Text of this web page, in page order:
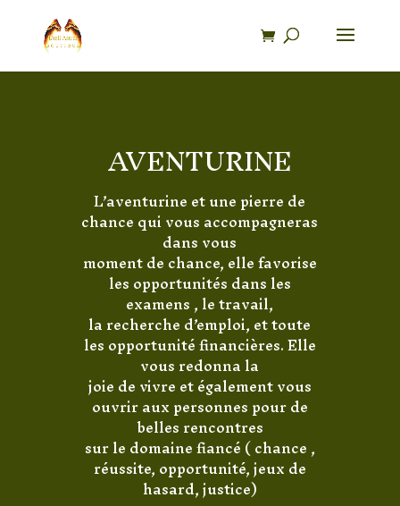
produits
AVENTURINE
L’aventurine et une pierre de
chance qui vous accompagneras
dans vous
moment de chance, elle favorise
les opportunités dans les
examens , le travail,
la recherche d’emploi, et toute
les opportunité financières. Elle
vous redonna la
joie de vivre et également vous
ouvrir aux personnes pour de
belles rencontres
sur le domaine fiancé ( chance ,
réussite, opportunité, jeux de
hasard, justice)